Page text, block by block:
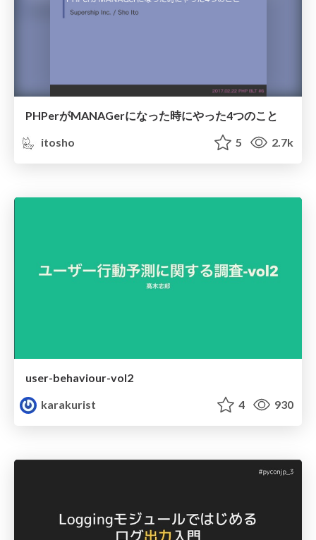
PHPerがMANAGerになった時にやった4つのこと
itosho
5 2.7k
user-behaviour-vol2
karakurist
4 930